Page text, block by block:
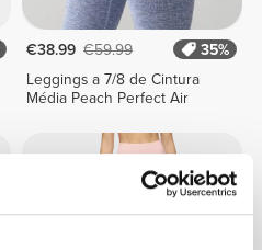
€38.99 €59.99
35%
Leggings a 7/8 de Cintura
Média Peach Perfect Air